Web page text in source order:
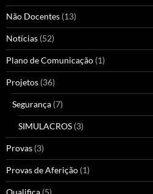
Não Docentes (13)
Notícias (52)
Plano de Comunicação (1)
Projetos (36)
Segurança (7)
SIMULACROS (3)
Provas (3)
Provas de Aferição (1)
Qualifica (5)